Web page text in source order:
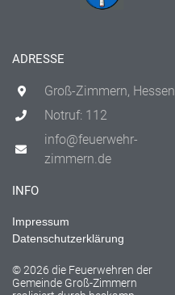
ADRESSE
Groß-Zimmern, Hessen
Notruf: 112
info@feuerwehr-
zimmern.de
INFO
Impressum
Datenschutzerklärung
© 2026 die Feuerwehren der
Gemeinde Groß-Zimmern